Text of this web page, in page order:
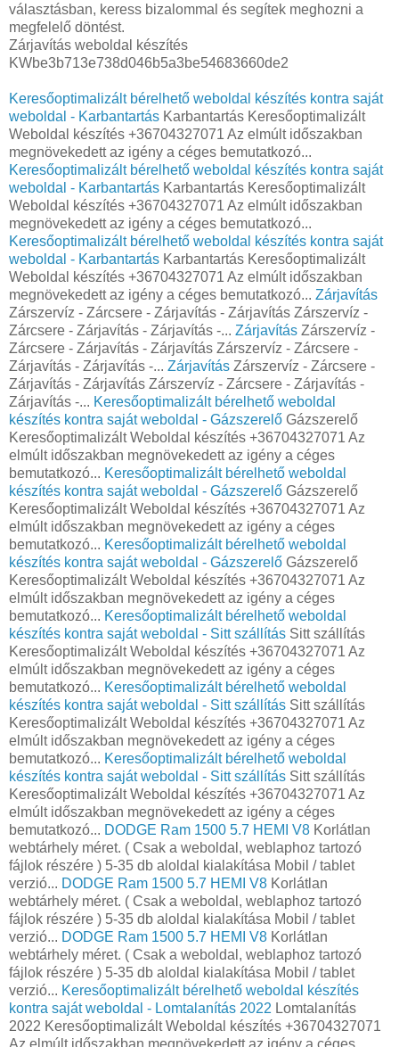
választásban, keress bizalommal és segítek meghozni a
megfelelő döntést.
Zárjavítás weboldal készítés
KWbe3b713e738d046b5a3be54683660de2
Keresőoptimalizált bérelhető weboldal készítés kontra saját
weboldal - Karbantartás Karbantartás Keresőoptimalizált
Weboldal készítés +36704327071 Az elmúlt időszakban
megnövekedett az igény a céges bemutatkozó...
Keresőoptimalizált bérelhető weboldal készítés kontra saját
weboldal - Karbantartás Karbantartás Keresőoptimalizált
Weboldal készítés +36704327071 Az elmúlt időszakban
megnövekedett az igény a céges bemutatkozó...
Keresőoptimalizált bérelhető weboldal készítés kontra saját
weboldal - Karbantartás Karbantartás Keresőoptimalizált
Weboldal készítés +36704327071 Az elmúlt időszakban
megnövekedett az igény a céges bemutatkozó... Zárjavítás
Zárszervíz - Zárcsere - Zárjavítás - Zárjavítás Zárszervíz -
Zárcsere - Zárjavítás - Zárjavítás -... Zárjavítás Zárszervíz -
Zárcsere - Zárjavítás - Zárjavítás Zárszervíz - Zárcsere -
Zárjavítás - Zárjavítás -... Zárjavítás Zárszervíz - Zárcsere -
Zárjavítás - Zárjavítás Zárszervíz - Zárcsere - Zárjavítás -
Zárjavítás -... Keresőoptimalizált bérelhető weboldal
készítés kontra saját weboldal - Gázszerelő Gázszerelő
Keresőoptimalizált Weboldal készítés +36704327071 Az
elmúlt időszakban megnövekedett az igény a céges
bemutatkozó... Keresőoptimalizált bérelhető weboldal
készítés kontra saját weboldal - Gázszerelő Gázszerelő
Keresőoptimalizált Weboldal készítés +36704327071 Az
elmúlt időszakban megnövekedett az igény a céges
bemutatkozó... Keresőoptimalizált bérelhető weboldal
készítés kontra saját weboldal - Gázszerelő Gázszerelő
Keresőoptimalizált Weboldal készítés +36704327071 Az
elmúlt időszakban megnövekedett az igény a céges
bemutatkozó... Keresőoptimalizált bérelhető weboldal
készítés kontra saját weboldal - Sitt szállítás Sitt szállítás
Keresőoptimalizált Weboldal készítés +36704327071 Az
elmúlt időszakban megnövekedett az igény a céges
bemutatkozó... Keresőoptimalizált bérelhető weboldal
készítés kontra saját weboldal - Sitt szállítás Sitt szállítás
Keresőoptimalizált Weboldal készítés +36704327071 Az
elmúlt időszakban megnövekedett az igény a céges
bemutatkozó... Keresőoptimalizált bérelhető weboldal
készítés kontra saját weboldal - Sitt szállítás Sitt szállítás
Keresőoptimalizált Weboldal készítés +36704327071 Az
elmúlt időszakban megnövekedett az igény a céges
bemutatkozó... DODGE Ram 1500 5.7 HEMI V8 Korlátlan
webtárhely méret. ( Csak a weboldal, weblaphoz tartozó
fájlok részére ) 5-35 db aloldal kialakítása Mobil / tablet
verzió... DODGE Ram 1500 5.7 HEMI V8 Korlátlan
webtárhely méret. ( Csak a weboldal, weblaphoz tartozó
fájlok részére ) 5-35 db aloldal kialakítása Mobil / tablet
verzió... DODGE Ram 1500 5.7 HEMI V8 Korlátlan
webtárhely méret. ( Csak a weboldal, weblaphoz tartozó
fájlok részére ) 5-35 db aloldal kialakítása Mobil / tablet
verzió... Keresőoptimalizált bérelhető weboldal készítés
kontra saját weboldal - Lomtalanítás 2022 Lomtalanítás
2022 Keresőoptimalizált Weboldal készítés +36704327071
Az elmúlt időszakban megnövekedett az igény a céges